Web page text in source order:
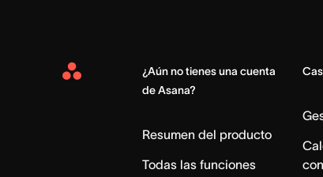
Asana
¿Aún no tienes una cuenta
de Asana?
Resumen del producto
Todas las funciones